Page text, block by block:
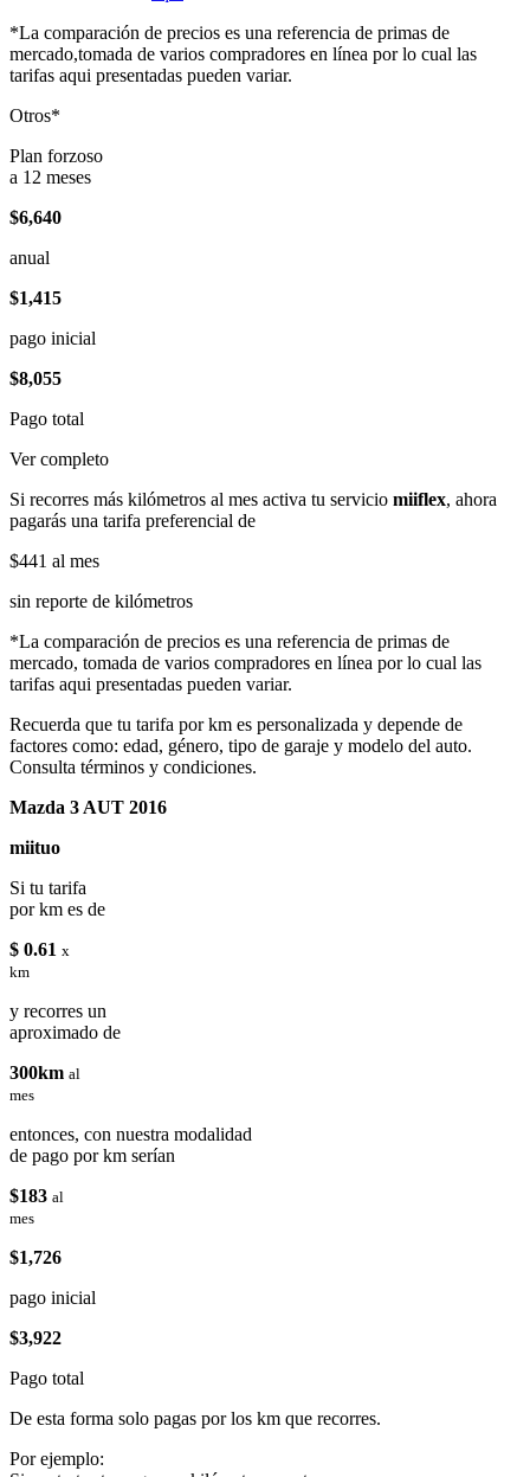
*La comparación de precios es una referencia de primas de
mercado,tomada de varios compradores en línea por lo cual las
tarifas aqui presentadas pueden variar.
Otros*
Plan forzoso
a 12 meses
$6,640
anual
$1,415
pago inicial
$8,055
Pago total
Ver completo
Si recorres más kilómetros al mes activa tu servicio miiflex, ahora
pagarás una tarifa preferencial de
$441 al mes
sin reporte de kilómetros
*La comparación de precios es una referencia de primas de
mercado, tomada de varios compradores en línea por lo cual las
tarifas aqui presentadas pueden variar.
Recuerda que tu tarifa por km es personalizada y depende de
factores como: edad, género, tipo de garaje y modelo del auto.
Consulta términos y condiciones.
Mazda 3 AUT 2016
miituo
Si tu tarifa
por km es de
$ 0.61 x
km
y recorres un
aproximado de
300km al
mes
entonces, con nuestra modalidad
de pago por km serían
$183 al
mes
$1,726
pago inicial
$3,922
Pago total
De esta forma solo pagas por los km que recorres.
Por ejemplo: